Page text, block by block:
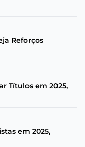
Reforços
Títulos em 2025,
em 2025,